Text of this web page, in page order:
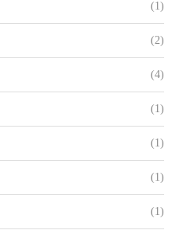
(1)
(2)
(4)
(1)
(1)
(1)
(1)